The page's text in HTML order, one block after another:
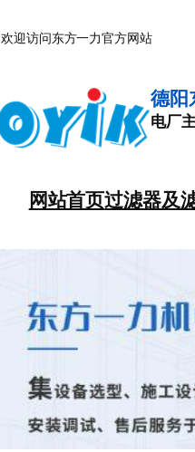
欢迎访问东方一力官方网站
德阳
电厂
网站首页过滤器及